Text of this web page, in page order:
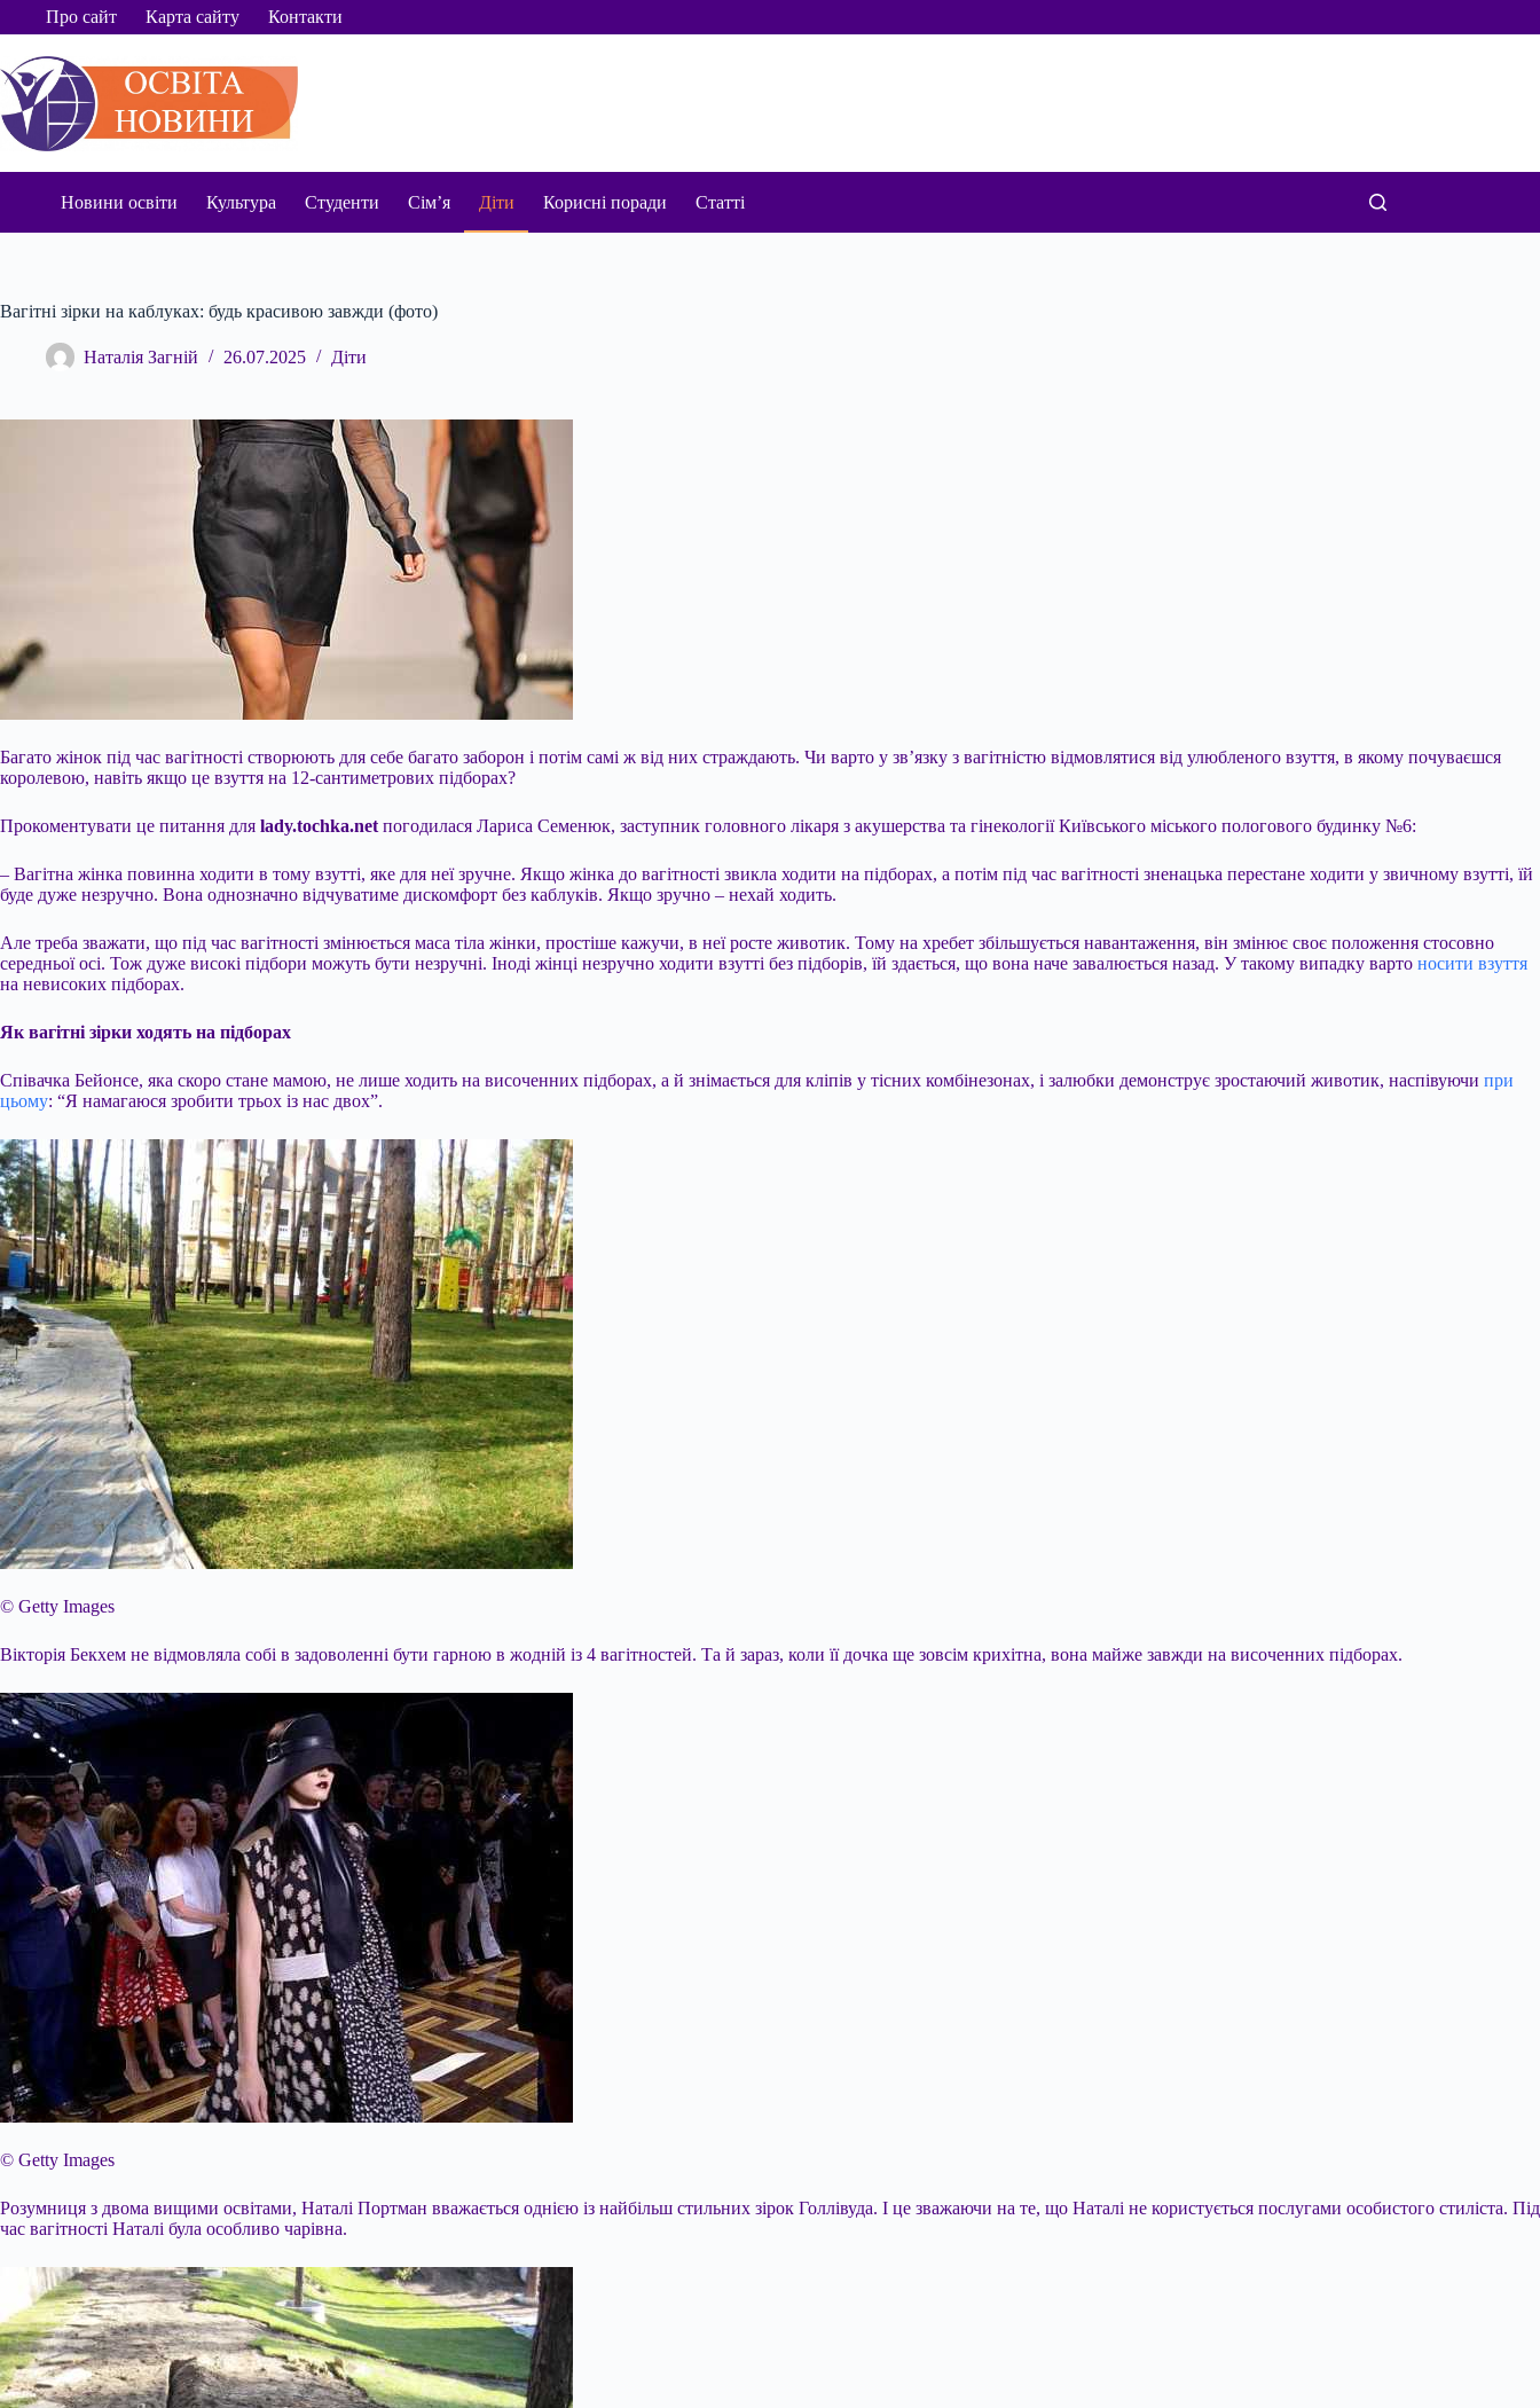
ПерейтиПро сайт Карта сайту Контакти
Новини освіти Культура Студенти Сім’я Діти Корисні поради Статті
Вагітні зірки на каблуках: будь красивою завжди (фото)
Наталія Загній 26.07.2025 Діти
Багато жінок під час вагітності створюють для себе багато заборон і потім самі ж від них страждають. Чи варто у зв’язку з вагітністю відмовлятися від улюбленого взуття, в якому почуваєшся
королевою, навіть якщо це взуття на 12-сантиметрових підборах?
Прокоментувати це питання для lady.tochka.net погодилася Лариса Семенюк, заступник головного лікаря з акушерства та гінекології Київського міського пологового будинку №6:
– Вагітна жінка повинна ходити в тому взутті, яке для неї зручне. Якщо жінка до вагітності звикла ходити на підборах, а потім під час вагітності зненацька перестане ходити у звичному взутті, їй
буде дуже незручно. Вона однозначно відчуватиме дискомфорт без каблуків. Якщо зручно – нехай ходить.
Але треба зважати, що під час вагітності змінюється маса тіла жінки, простіше кажучи, в неї росте животик. Тому на хребет збільшується навантаження, він змінює своє положення стосовно
середньої осі. Тож дуже високі підбори можуть бути незручні. Іноді жінці незручно ходити взутті без підборів, їй здається, що вона наче завалюється назад. У такому випадку варто носити взуття
на невисоких підборах.
Як вагітні зірки ходять на підборах
Співачка Бейонсе, яка скоро стане мамою, не лише ходить на височенних підборах, а й знімається для кліпів у тісних комбінезонах, і залюбки демонструє зростаючий животик, наспівуючи при
цьому: “Я намагаюся зробити трьох із нас двох”.
© Getty Images
Вікторія Бекхем не відмовляла собі в задоволенні бути гарною в жодній із 4 вагітностей. Та й зараз, коли її дочка ще зовсім крихітна, вона майже завжди на височенних підборах.
© Getty Images
Розумниця з двома вищими освітами, Наталі Портман вважається однією із найбільш стильних зірок Голлівуда. І це зважаючи на те, що Наталі не користується послугами особистого стиліста. Під
час вагітності Наталі була особливо чарівна.